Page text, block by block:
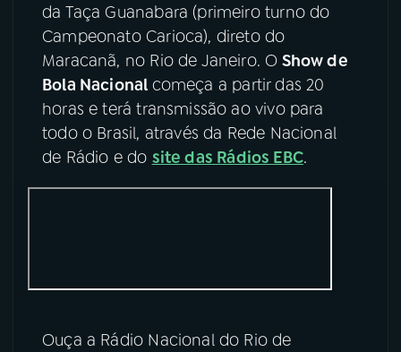
ACOMPANHE A RÁDIO NACIONAL
YouTube Facebook
Instagram X
TikTok
da Taça Guanabara (primeiro turno do
Campeonato Carioca), direto do
Maracanã, no Rio de Janeiro. O Show de
Bola Nacional começa a partir das 20
horas e terá transmissão ao vivo para
todo o Brasil, através da Rede Nacional
de Rádio e do site das Rádios EBC.
Ouça a Rádio Nacional do Rio de